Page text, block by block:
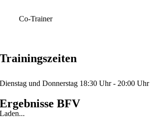
Co-Trainer
Trainingszeiten
Dienstag und Donnerstag 18:30 Uhr - 20:00 Uhr
Ergebnisse BFV
Laden...